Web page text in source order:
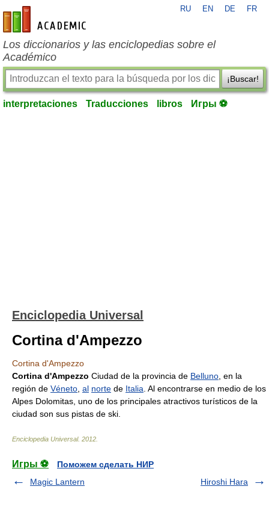
es-academic.com
RU EN DE FR
Los diccionarios y las enciclopedias sobre el
Académico
¡Buscar!
interpretaciones Traducciones libros Игры ⚽
Enciclopedia Universal
Cortina d'Ampezzo
Cortina d'Ampezzo
Cortina d'Ampezzo Ciudad de la provincia de Belluno , en la
región de Véneto al norte de Italia . Al encontrarse en medio de los
Alpes Dolomitas, uno de los principales atractivos turísticos de la
ciudad son sus pistas de ski.
Enciclopedia Universal. 2012
Игры ⚽
Поможем сделать НИР
Magic Lantern
Hiroshi Hara